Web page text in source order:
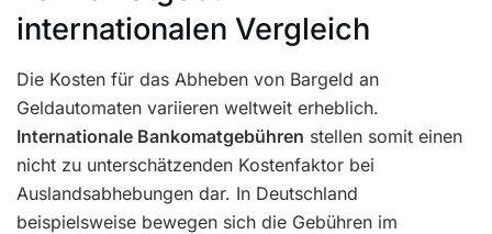
internationalen Vergleich
Die Kosten für das Abheben von Bargeld an
Geldautomaten variieren weltweit erheblich.
Internationale Bankomatgebühren stellen somit einen
nicht zu unterschätzenden Kostenfaktor bei
Auslandsabhebungen dar. In Deutschland
beispielsweise bewegen sich die Gebühren im